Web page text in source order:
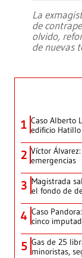
La
de
olvido,
de nuevas
1 Caso Alberto
edificio Hatillo
2 Víctor
emergencias
3 Magistrada
el fondo de
4 Caso
cinco
5 Gas de 25
minoristas,